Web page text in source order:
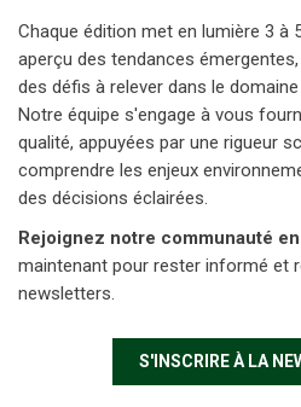
Chaque édition met en lumière 3 à
aperçu des tendances
des défis à relever dans le
Notre équipe s'engage à vous
qualité, appuyées par une rigueur
comprendre les enjeux
des décisions éclairées.
Rejoignez notre communauté
maintenant pour rester informé et
newsletters.
S'INSCRIRE À LA